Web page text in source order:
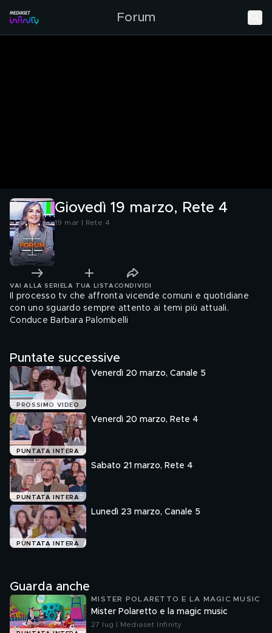
Forum
Giovedì 19 marzo, Rete 4
19 mar | Rete 4
VAI ALLA SERIE LA TUA LISTA CONDIVIDI
Il processo tv che affronta vicende comuni e quotidiane
con uno sguardo sempre attento ai temi più attuali.
Conduce Barbara Palombelli
Puntate successive
PROSSIMO VIDEO
Venerdì 20 marzo, Canale 5
PUNTATA INTERA
Venerdì 20 marzo, Rete 4
PUNTATA INTERA
Sabato 21 marzo, Rete 4
PUNTATA INTERA
Lunedì 23 marzo, Canale 5
Guarda anche
MISTER POLARETTO E LA MAGIC MUSIC
Mister Polaretto e la magic music
27 lug | Mediaset Infinity